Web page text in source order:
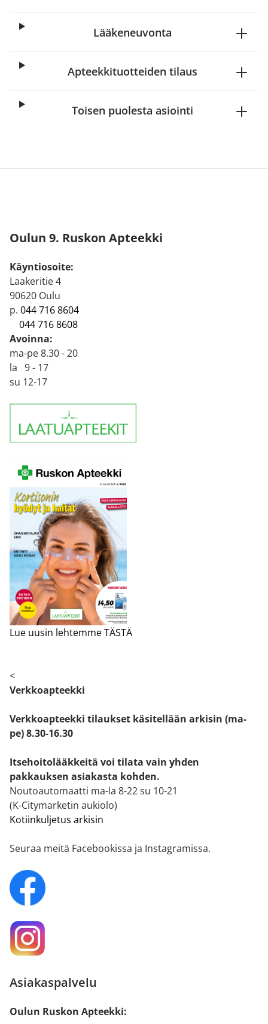
Lääkeneuvonta
Apteekkituotteiden tilaus
Toisen puolesta asiointi
Oulun 9. Ruskon Apteekki
Käyntiosoite:
Laakeritie 4
90620 Oulu
p. 044 716 8604
044 716 8608
Avoinna:
ma-pe 8.30 - 20
la 9 - 17
su 12-17
Lue uusin lehtemme TÄSTÄ
<
Verkkoapteekki
Verkkoapteekki tilaukset käsitellään arkisin (ma-
pe) 8.30-16.30
Itsehoitolääkkeitä voi tilata vain yhden
pakkauksen asiakasta kohden.
Noutoautomaatti ma-la 8-22 su 10-21
(K-Citymarketin aukiolo)
Kotiinkuljetus arkisin
Seuraa meitä Facebookissa ja Instagramissa.
Asiakaspalvelu
Oulun Ruskon Apteekki: